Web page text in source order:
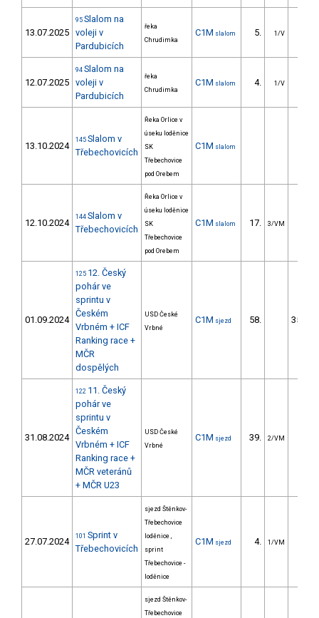
13.07.2025
95 Slalom na
voleji v
Pardubicích
řeka
Chrudimka
C1M slalom 5. 1/V
12.07.2025
94 Slalom na
voleji v
Pardubicích
řeka
Chrudimka
C1M slalom 4. 1/V
13.10.2024
145 Slalom v
Třebechovicích
Řeka Orlice v
úseku loděnice
SK
Třebechovice
pod Orebem
C1M slalom
12.10.2024
144 Slalom v
Třebechovicích
Řeka Orlice v
úseku loděnice
SK
Třebechovice
pod Orebem
C1M slalom 17. 3/VM
01.09.2024
125 12. Český
pohár ve
sprintu v
Českém
Vrbném + ICF
Ranking race +
MČR
dospělých
USD České
Vrbné
C1M sjezd 58.
31.08.2024
122 11. Český
pohár ve
sprintu v
Českém
Vrbném + ICF
Ranking race +
MČR veteránů
+ MČR U23
USD České
Vrbné
C1M sjezd 39. 2/VM
27.07.2024 101 Sprint v
Třebechovicích
sjezd Štěnkov-
Třebechovice
loděnice ,
sprint
Třebechovice -
loděnice
C1M sjezd 4. 1/VM
sjezd Štěnkov-
Třebechovice